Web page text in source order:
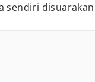
sendiri